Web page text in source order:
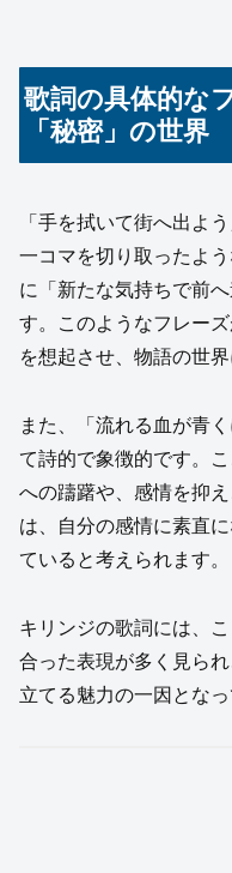
歌詞の具体的な
「秘密」の世界
「手を拭いて街へ出よ
一コマを切り取ったよ
に「新たな気持ちで前
す。このようなフレー
を想起させ、物語の世
また、「流れる血が青
て詩的で象徴的です。
への躊躇や、感情を抑
は、自分の感情に素直
ていると考えられます。
キリンジの歌詞には、
合った表現が多く見ら
立てる魅力の一因となっ